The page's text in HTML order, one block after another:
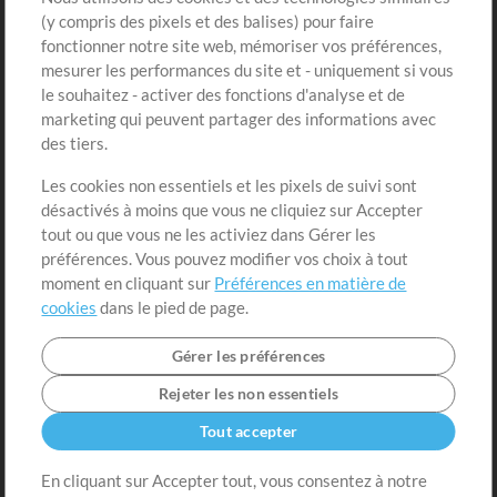
Boutique
Acheter des crédits
Contenu gratuit
Demander les pistes
Extras
Sessions
Soumettre votre contenu
Listes de lecture
Conférence MT
Compte
Connexion
S'inscrire
(y compris des pixels et des balises) pour faire
fonctionner notre site web, mémoriser vos préférences,
mesurer les performances du site et - uniquement si vous
le souhaitez - activer des fonctions d'analyse et de
marketing qui peuvent partager des informations avec
des tiers.
Les cookies non essentiels et les pixels de suivi sont
désactivés à moins que vous ne cliquiez sur Accepter
tout ou que vous ne les activiez dans Gérer les
préférences. Vous pouvez modifier vos choix à tout
moment en cliquant sur Préférences en matière de
cookies dans le pied de page.
Gérer les préférences
Rejeter les non essentiels
Tout accepter
En cliquant sur Accepter tout, vous consentez à notre